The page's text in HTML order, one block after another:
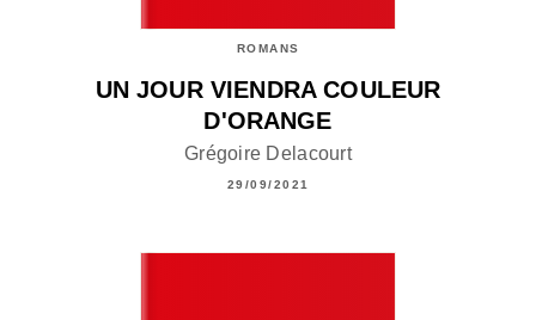
ROMANS
UN JOUR VIENDRA COULEUR
D'ORANGE
Grégoire Delacourt
29/09/2021